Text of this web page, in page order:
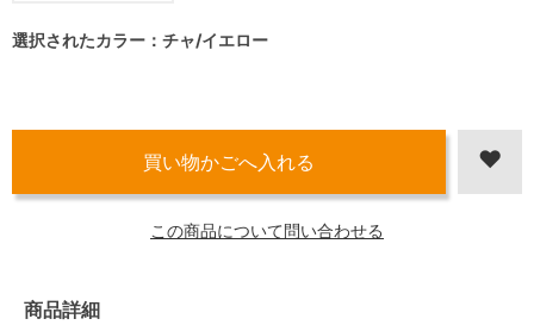
選択されたカラー：チャ/イエロー
この商品について問い合わせる
商品詳細